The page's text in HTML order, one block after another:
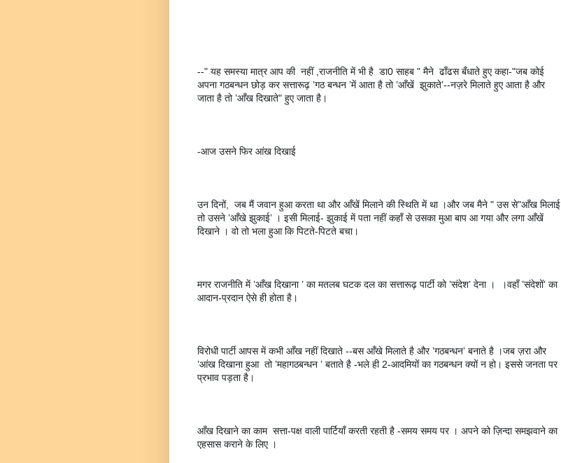
--" यह समस्या मात्र आप की  नहीं ,राजनीति में भी है  डा0 साहब " मैने  ढाँढस बँधाते हुए कहा-"जब कोई
अपना गठबन्धन छोड़ कर सत्तारूढ़ ’गठ बन्धन ’में आता है तो ’आँखें  झुकाते’--नज़रे मिलाते हुए आता है और
जाता है तो ’आँख दिखाते" हुए जाता है।
-आज उसने फिर आंख दिखाई
उन दिनों,  जब मैं जवान हुआ करता था और आँखें मिलाने की स्थिति में था ।और जब मैने " उस से"आँख मिलाई
तो उसने ’आँखे झुकाई’ । इसी मिलाई- झुकाई में पता नहीं कहाँ से उसका मुआ बाप आ गया और लगा आँखें
दिखाने । वो तो भला हुआ कि पिटते-पिटते बचा।
मगर राजनीति में ’आँख दिखाना ’ का मतलब घटक दल का सत्तारूढ़ पार्टी को ’संदेश’ देना ।  ।वहाँ ’संदेशों’ का
आदान-प्रदान ऐसे ही होता है।
विरोधी पार्टी आपस में कभी आँख नहीं दिखाते --बस आँखे मिलाते है और ’गठबन्धन’ बनाते है ।जब ज़रा और
’आंख दिखाना हुआ  तो ’महागठबन्धन ’ बताते है -भले ही 2-आदमियों का गठबन्धन क्यों न हो। इससे जनता पर
प्रभाव पड़ता है।
आँख दिखाने का काम  सत्ता-पक्ष वाली पार्टियाँ करती रहती है -समय समय पर । अपने को ज़िन्दा समझवाने का
एहसास कराने के लिए ।